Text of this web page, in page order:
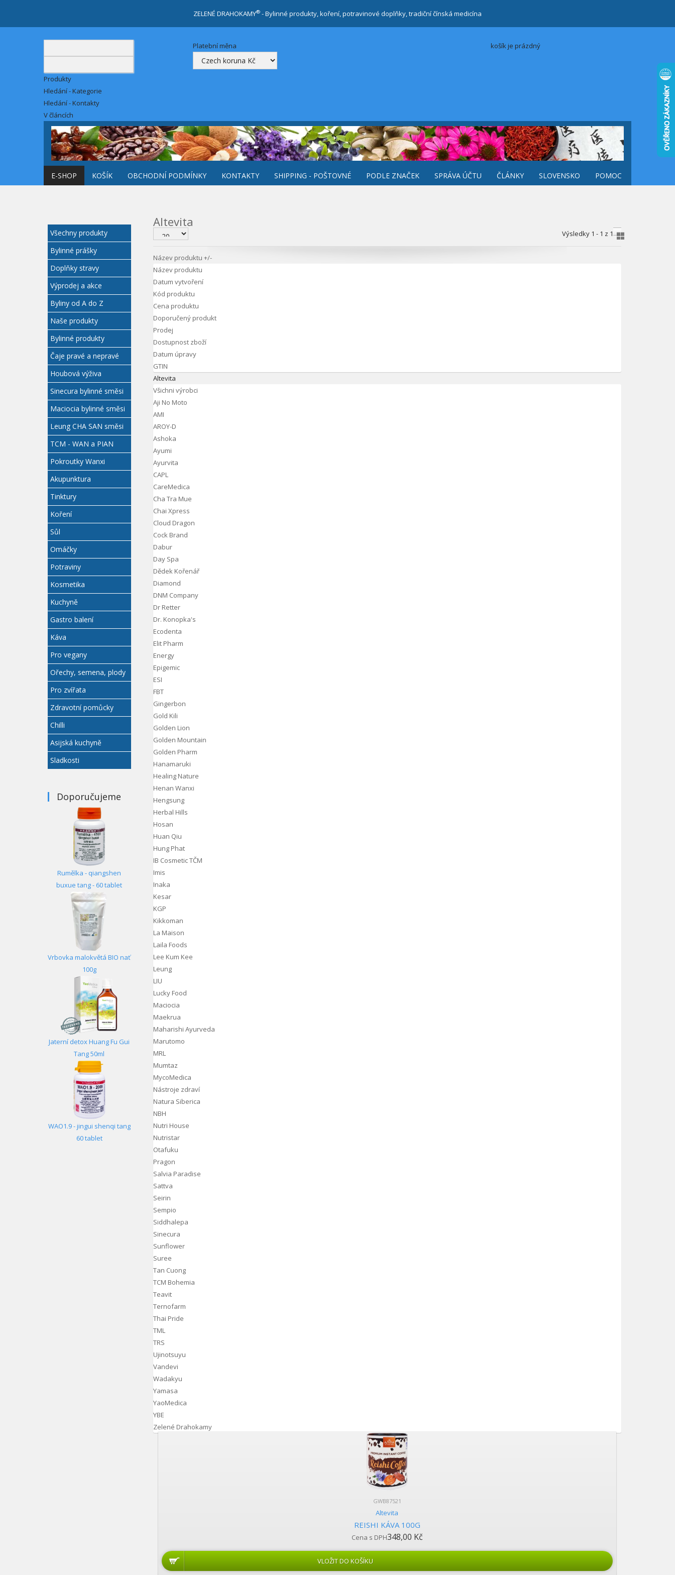
ZELENÉ DRAHOKAMY® - Bylinné produkty, koření, potravinové doplňky, tradiční čínská medicína
Produkty
Hledání - Kategorie
Hledání - Kontakty
V článcích
Platební měna košík je prázdný
E-SHOP KOŠÍK OBCHODNÍ PODMÍNKY KONTAKTY SHIPPING - POŠTOVNÉ PODLE ZNAČEK SPRÁVA ÚČTU ČLÁNKY SLOVENSKO POMOC
Všechny produkty
Bylinné prášky
Doplňky stravy
Výprodej a akce
Byliny od A do Z
Naše produkty
Bylinné produkty
Čaje pravé a nepravé
Houbová výživa
Sinecura bylinné směsi
Maciocia bylinné směsi
Leung CHA SAN směsi
TCM - WAN a PIAN
Pokroutky Wanxi
Akupunktura
Tinktury
Koření
Sůl
Omáčky
Potraviny
Kosmetika
Kuchyně
Gastro balení
Káva
Pro vegany
Ořechy, semena, plody
Pro zvířata
Zdravotní pomůcky
Chilli
Asijská kuchyně
Sladkosti
Doporučujeme
Rumělka - qiangshen
buxue tang - 60 tablet
Vrbovka malokvětá BIO nať
100g
Jaterní detox Huang Fu Gui
Tang 50ml
WAO1.9 - jingui shenqi tang
60 tablet
Altevita
Výsledky 1 - 1 z 1
Název produktu +/-
Název produktu
Datum vytvoření
Kód produktu
Cena produktu
Doporučený produkt
Prodej
Dostupnost zboží
Datum úpravy
GTIN
Altevita
Všichni výrobci
Aji No Moto
AMI
AROY-D
Ashoka
Ayumi
Ayurvita
CAPL
CareMedica
Cha Tra Mue
Chai Xpress
Cloud Dragon
Cock Brand
Dabur
Day Spa
Dědek Kořenář
Diamond
DNM Company
Dr Retter
Dr. Konopka's
Ecodenta
Elit Pharm
Energy
Epigemic
ESI
FBT
Gingerbon
Gold Kili
Golden Lion
Golden Mountain
Golden Pharm
Hanamaruki
Healing Nature
Henan Wanxi
Hengsung
Herbal Hills
Hosan
Huan Qiu
Hung Phat
IB Cosmetic TČM
Imis
Inaka
Kesar
KGP
Kikkoman
La Maison
Laila Foods
Lee Kum Kee
Leung
LIU
Lucky Food
Maciocia
Maekrua
Maharishi Ayurveda
Marutomo
MRL
Mumtaz
MycoMedica
Nástroje zdraví
Natura Siberica
NBH
Nutri House
Nutristar
Otafuku
Pragon
Salvia Paradise
Sattva
Seirin
Sempio
Siddhalepa
Sinecura
Sunflower
Suree
Tan Cuong
TCM Bohemia
Teavit
Ternofarm
Thai Pride
TML
TRS
Ujinotsuyu
Vandevi
Wadakyu
Yamasa
YaoMedica
YBE
Zelené Drahokamy
GWB87521
Altevita
REISHI KÁVA 100G
Cena s DPH348,00 Kč